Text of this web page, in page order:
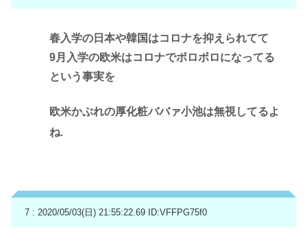
春入学の日本や韓国はコロナを抑えられてて
9月入学の欧米はコロナでボロボロになってる
という事実を
欧米かぶれの厚化粧ババァ小池は無視してるよ
ね.
7 : 2020/05/03(日) 21:55:22.69 ID:VFFPG75f0